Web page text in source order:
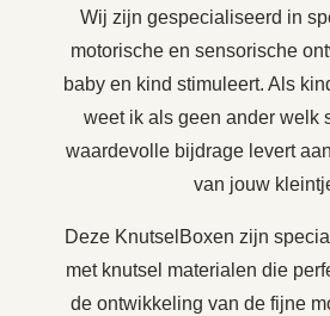
Wij zijn gespecialiseerd in
motorische en sensorische
baby en kind stimuleert. Als
weet ik als geen ander welk
waardevolle bijdrage levert
van jouw
Deze KnutselBoxen zijn
met knutsel materialen die
de ontwikkeling van de fijne